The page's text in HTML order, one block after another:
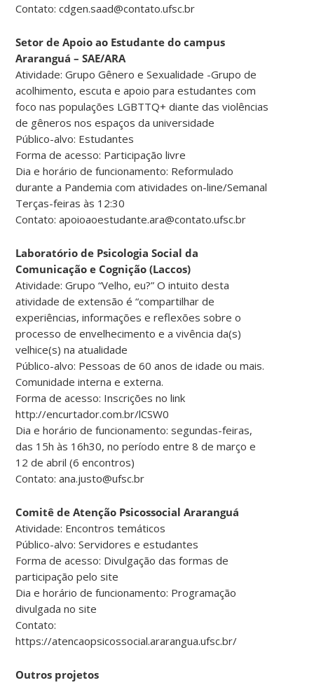
Contato: cdgen.saad@contato.ufsc.br
Setor de Apoio ao Estudante do campus
Araranguá – SAE/ARA
Atividade: Grupo Gênero e Sexualidade -Grupo de
acolhimento, escuta e apoio para estudantes com
foco nas populações LGBTTQ+ diante das violências
de gêneros nos espaços da universidade
Público-alvo: Estudantes
Forma de acesso: Participação livre
Dia e horário de funcionamento: Reformulado
durante a Pandemia com atividades on-line/Semanal
Terças-feiras às 12:30
Contato: apoioaoestudante.ara@contato.ufsc.br
Laboratório de Psicologia Social da
Comunicação e Cognição (Laccos)
Atividade: Grupo “Velho, eu?” O intuito desta
atividade de extensão é “compartilhar de
experiências, informações e reflexões sobre o
processo de envelhecimento e a vivência da(s)
velhice(s) na atualidade
Público-alvo: Pessoas de 60 anos de idade ou mais.
Comunidade interna e externa.
Forma de acesso: Inscrições no link
http://encurtador.com.br/lCSW0
Dia e horário de funcionamento: segundas-feiras,
das 15h às 16h30, no período entre 8 de março e
12 de abril (6 encontros)
Contato: ana.justo@ufsc.br
Comitê de Atenção Psicossocial Araranguá
Atividade: Encontros temáticos
Público-alvo: Servidores e estudantes
Forma de acesso: Divulgação das formas de
participação pelo site
Dia e horário de funcionamento: Programação
divulgada no site
Contato:
https://atencaopsicossocial.ararangua.ufsc.br/
Outros projetos